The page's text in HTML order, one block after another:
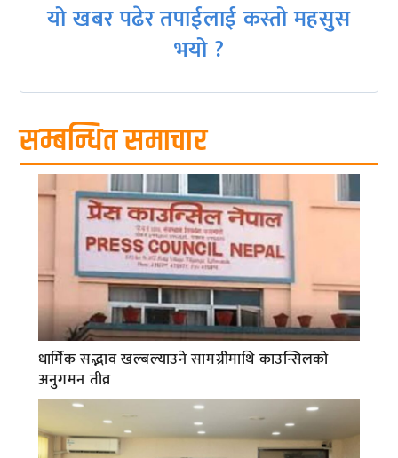
यो खबर पढेर तपाईलाई कस्तो महसुस
भयो ?
सम्बन्धित समाचार
धार्मिक सद्भाव खल्बल्याउने सामग्रीमाथि काउन्सिलको
अनुगमन तीव्र